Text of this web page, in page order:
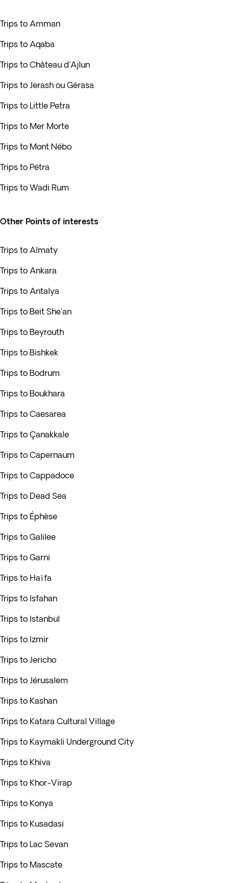
Trips to Amman
Trips to Aqaba
Trips to Château d'Ajlun
Trips to Jerash ou Gérasa
Trips to Little Petra
Trips to Mer Morte
Trips to Mont Nébo
Trips to Pétra
Trips to Wadi Rum
Other Points of interests
Trips to Almaty
Trips to Ankara
Trips to Antalya
Trips to Beit She'an
Trips to Beyrouth
Trips to Bishkek
Trips to Bodrum
Trips to Boukhara
Trips to Caesarea
Trips to Çanakkale
Trips to Capernaum
Trips to Cappadoce
Trips to Dead Sea
Trips to Éphèse
Trips to Galilee
Trips to Garni
Trips to Haïfa
Trips to Isfahan
Trips to Istanbul
Trips to Izmir
Trips to Jericho
Trips to Jérusalem
Trips to Kashan
Trips to Katara Cultural Village
Trips to Kaymakli Underground City
Trips to Khiva
Trips to Khor-Virap
Trips to Konya
Trips to Kusadasi
Trips to Lac Sevan
Trips to Mascate